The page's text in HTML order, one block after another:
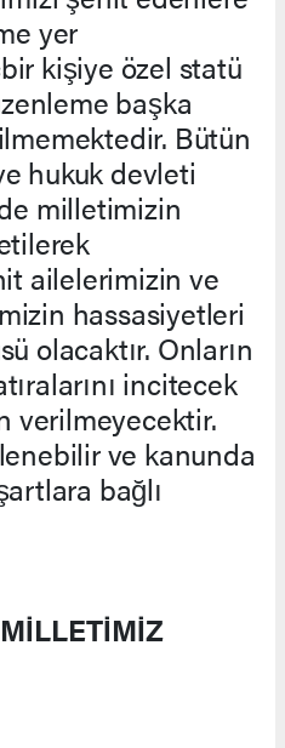
yer
kişiye özel statü
başka
Bütün
hukuk devleti
milletimizin
ailelerimizin ve
hassasiyetleri
olacaktır. Onların
incitecek
verilmeyecektir.
ve kanunda
bağlı